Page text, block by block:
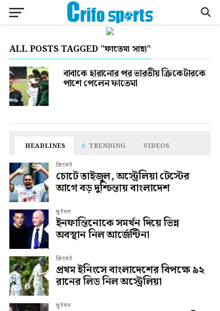
ALL POSTS TAGGED "ফাতেমা সাহা"
বাবাকে হারানোর পর ভারতীয় ক্রিকেটারকে
পাশে পেলেন ফাতেমা
HEADLINES TRENDING VIDEOS
ক্রিকেট
চোটে তাইজুল, অস্ট্রেলিয়া টেস্টের
আগে বড় দুশ্চিন্তায় বাংলাদেশ
ফুটবল
ইনফান্তিনোকে সমর্থন দিয়ে ভিন্ন
অবস্থান নিল আর্জেন্টিনা
ক্রিকেট
প্রথম ইনিংসে বাংলাদেশের বিপক্ষে ৯২
রানের লিড নিল অস্ট্রেলিয়া
ফুটবল